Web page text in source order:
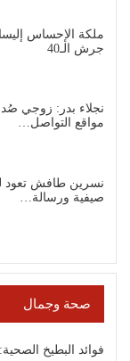
ملكة الإحساس
جرش الـ40
نجلاء بدر: زوجي
مواقع التواصل…
نسرين طافش تعود
صيفية ورسالة…
صحة وجمال
فوائد البطيخ